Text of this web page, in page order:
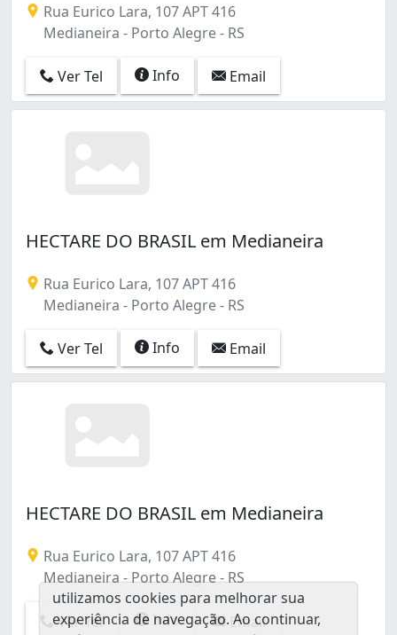
Rua Eurico Lara, 107 APT 416
Medianeira - Porto Alegre - RS
Ver Tel Info Email
HECTARE DO BRASIL em Medianeira
Rua Eurico Lara, 107 APT 416
Medianeira - Porto Alegre - RS
Ver Tel Info Email
HECTARE DO BRASIL em Medianeira
Rua Eurico Lara, 107 APT 416
Medianeira - Porto Alegre - RS
Ver Tel Info Email
utilizamos cookies para melhorar sua
experiência de navegação. Ao continuar,